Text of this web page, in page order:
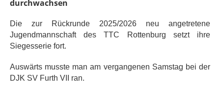
durchwachsen
Die zur Rückrunde 2025/2026 neu angetretene
Jugendmannschaft des TTC Rottenburg setzt ihre
Siegesserie fort.
Auswärts musste man am vergangenen Samstag bei der
DJK SV Furth VII ran.